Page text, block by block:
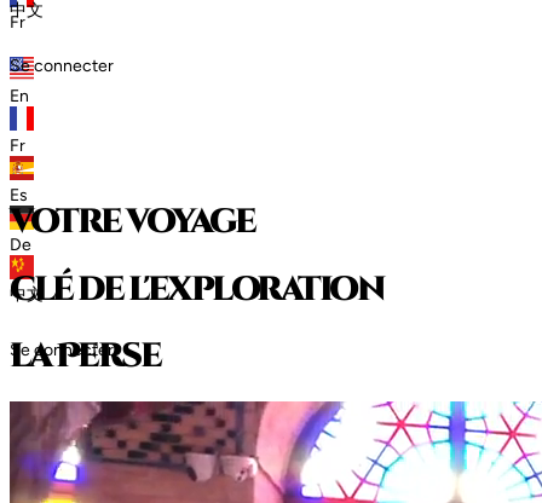
Fr
En
Fr
Es
De
中文
Se connecter
中文
Se connecter
votre voyage
clé de l'exploration
laPerse